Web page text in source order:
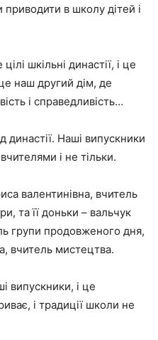
в школу дітей і
шкільні династії, і це
наш другий дім, де
і справедливість…
Наші випускники
і не тільки.
валентинівна, вчитель
та її доньки – вальчук
групи продовженого дня,
вчитель мистецтва.
випускники, і це
і традиції школи не